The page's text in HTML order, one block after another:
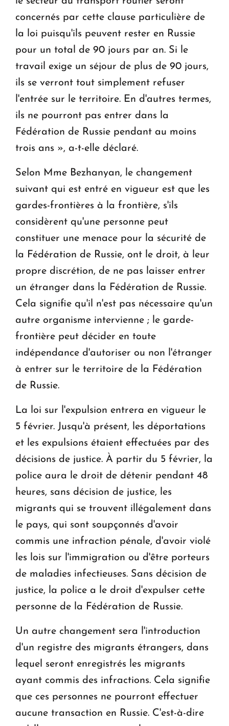
concernés par cette clause particulière de
la loi puisqu'ils peuvent rester en Russie
pour un total de 90 jours par an. Si le
travail exige un séjour de plus de 90 jours,
ils se verront tout simplement refuser
l'entrée sur le territoire. En d'autres termes,
ils ne pourront pas entrer dans la
Fédération de Russie pendant au moins
trois ans », a-t-elle déclaré.
Selon Mme Bezhanyan, le changement
suivant qui est entré en vigueur est que les
gardes-frontières à la frontière, s'ils
considèrent qu'une personne peut
constituer une menace pour la sécurité de
la Fédération de Russie, ont le droit, à leur
propre discrétion, de ne pas laisser entrer
un étranger dans la Fédération de Russie.
Cela signifie qu'il n'est pas nécessaire qu'un
autre organisme intervienne ; le garde-
frontière peut décider en toute
indépendance d'autoriser ou non l'étranger
à entrer sur le territoire de la Fédération
de Russie.
La loi sur l'expulsion entrera en vigueur le
5 février. Jusqu'à présent, les déportations
et les expulsions étaient effectuées par des
décisions de justice. À partir du 5 février, la
police aura le droit de détenir pendant 48
heures, sans décision de justice, les
migrants qui se trouvent illégalement dans
le pays, qui sont soupçonnés d'avoir
commis une infraction pénale, d'avoir violé
les lois sur l'immigration ou d'être porteurs
de maladies infectieuses. Sans décision de
justice, la police a le droit d'expulser cette
personne de la Fédération de Russie.
Un autre changement sera l'introduction
d'un registre des migrants étrangers, dans
lequel seront enregistrés les migrants
ayant commis des infractions. Cela signifie
que ces personnes ne pourront effectuer
aucune transaction en Russie. C'est-à-dire